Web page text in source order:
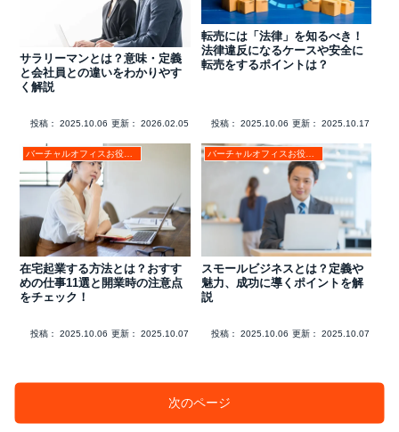
サラリーマンとは？意味・定義
と会社員との違いをわかりやす
く解説
投稿： 2025.10.06 更新： 2026.02.05
転売には「法律」を知るべき！
法律違反になるケースや安全に
転売をするポイントは？
投稿： 2025.10.06 更新： 2025.10.17
在宅起業する方法とは？おすす
めの仕事11選と開業時の注意点
をチェック！
投稿： 2025.10.06 更新： 2025.10.07
スモールビジネスとは？定義や
魅力、成功に導くポイントを解
説
投稿： 2025.10.06 更新： 2025.10.07
次のページ